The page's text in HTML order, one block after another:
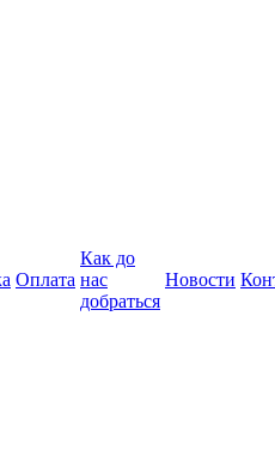
Оплата
Как до
нас
добраться
Новости